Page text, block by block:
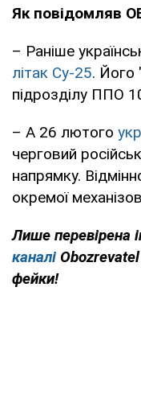
Як повідомляв
– Раніше
літак Су-25. Його
підрозділу ППО
– А 26 лютого
черговий
напрямку.
окремої
Лише перевірена
каналі
фейки!